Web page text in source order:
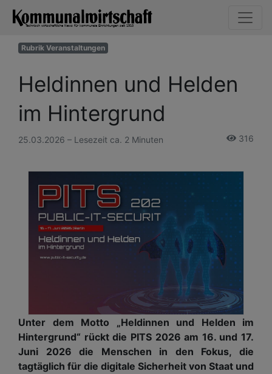
Rubrik Veranstaltungen
Heldinnen und Helden
im Hintergrund
25.03.2026 – Lesezeit ca. 2 Minuten 316
Unter dem Motto „Heldinnen und Helden im
Hintergrund“ rückt die PITS 2026 am 16. und 17.
Juni 2026 die Menschen in den Fokus, die
tagtäglich für die digitale Sicherheit von Staat und